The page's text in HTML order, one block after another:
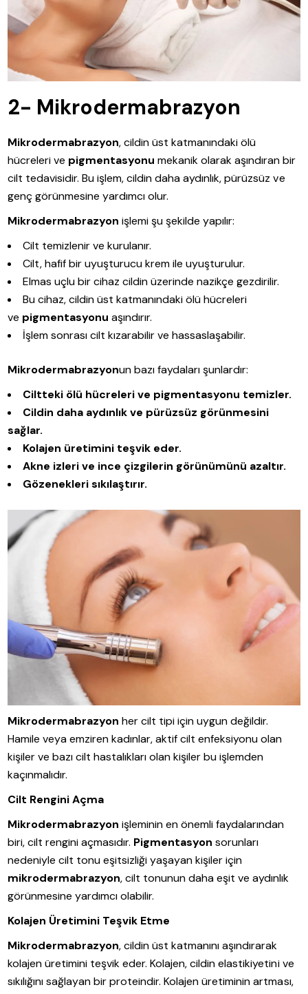
2- Mikrodermabrazyon
Mikrodermabrazyon, cildin üst katmanındaki ölü
hücreleri ve pigmentasyonu mekanik olarak aşındıran bir
cilt tedavisidir. Bu işlem, cildin daha aydınlık, pürüzsüz ve
genç görünmesine yardımcı olur.
Mikrodermabrazyon işlemi şu şekilde yapılır:
Cilt temizlenir ve kurulanır.
Cilt, hafif bir uyuşturucu krem ile uyuşturulur.
Elmas uçlu bir cihaz cildin üzerinde nazikçe gezdirilir.
Bu cihaz, cildin üst katmanındaki ölü hücreleri
ve pigmentasyonu aşındırır.
İşlem sonrası cilt kızarabilir ve hassaslaşabilir.
Mikrodermabrazyonun bazı faydaları şunlardır:
Ciltteki ölü hücreleri ve pigmentasyonu temizler.
Cildin daha aydınlık ve pürüzsüz görünmesini
sağlar.
Kolajen üretimini teşvik eder.
Akne izleri ve ince çizgilerin görünümünü azaltır.
Gözenekleri sıkılaştırır.
Mikrodermabrazyon her cilt tipi için uygun değildir.
Hamile veya emziren kadınlar, aktif cilt enfeksiyonu olan
kişiler ve bazı cilt hastalıkları olan kişiler bu işlemden
kaçınmalıdır.
Cilt Rengini Açma
Mikrodermabrazyon işleminin en önemli faydalarından
biri, cilt rengini açmasıdır. Pigmentasyon sorunları
nedeniyle cilt tonu eşitsizliği yaşayan kişiler için
mikrodermabrazyon, cilt tonunun daha eşit ve aydınlık
görünmesine yardımcı olabilir.
Kolajen Üretimini Teşvik Etme
Mikrodermabrazyon, cildin üst katmanını aşındırarak
kolajen üretimini teşvik eder. Kolajen, cildin elastikiyetini ve
sıkılığını sağlayan bir proteindir. Kolajen üretiminin artması,